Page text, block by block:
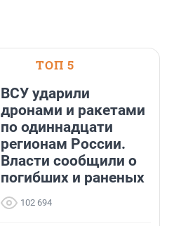
ТОП 5
ВСУ ударили
дронами и ракетами
по одиннадцати
регионам России.
Власти сообщили о
погибших и раненых
102 694